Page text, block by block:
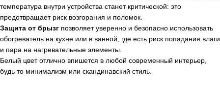
температура внутри устройства станет критической: это
предотвращает риск возгорания и поломок.
Защита от брызг позволяет уверенно и безопасно использовать
обогреватель на кухне или в ванной, где есть риск попадания влаги
и пара на нагревательные элементы.
Белый цвет отлично впишется в любой современный интерьер,
будь то минимализм или скандинавский стиль.